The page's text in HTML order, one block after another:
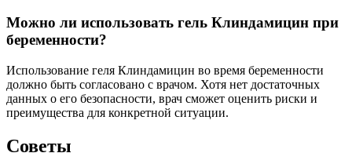
Можно ли использовать гель Клиндамицин при
беременности?
Использование геля Клиндамицин во время беременности
должно быть согласовано с врачом. Хотя нет достаточных
данных о его безопасности, врач сможет оценить риски и
преимущества для конкретной ситуации.
Советы